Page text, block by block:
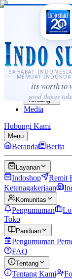
SAHABAT
MEMUAT
its worth to
good things
·...
⌘K
Sahabat
Berita
Layanan
Komunitas
Panduan
Tentang
Media
Hubungi Kami
Menu
Beranda Berita
Layanan
Indoshop Remit
Ketenagakerjaan
Komunitas
Pengumuman
Toko
Panduan
Pengumuman
FAQ
Tentang
Tentang Kami